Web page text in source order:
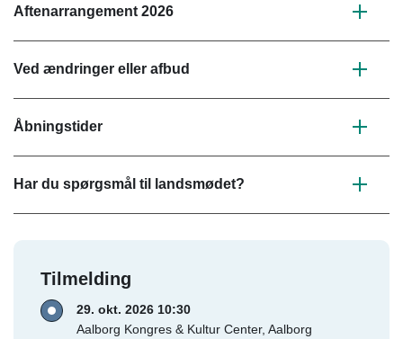
Aftenarrangement 2026
Ved ændringer eller afbud
Åbningstider
Har du spørgsmål til landsmødet?
Tilmelding
29. okt. 2026 10:30
Aalborg Kongres & Kultur Center, Aalborg